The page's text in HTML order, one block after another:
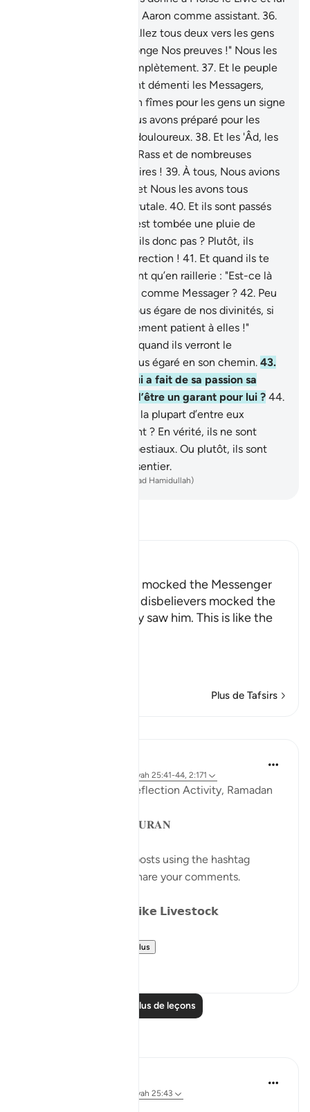
How the Disbelievers mocked the Messenger
Allah tells us how the disbelievers mocked the
Messenger when they saw him. This is like the
Plus de Tafsirs
ayah 25:41-44, 2:171
QuranReflect Group Reflection Activity, Ramadan
𝐏𝐀𝐑𝐀𝐁𝐋𝐄𝐒 𝐈𝐍 𝐓𝐇𝐄 𝐐𝐔𝐑𝐀𝐍
Catch up on previous posts using the hashtag
and please share your comments.
𝗗𝗮𝘆 𝟴: 𝗪𝗮𝗻𝗱𝗲𝗿𝗶𝗻𝗴 𝗹𝗶𝗸𝗲 𝗟𝗶𝘃𝗲𝘀𝘁𝗼𝗰𝗸
Voir plus
Lire plus de leçons
ayah 25:43
avons assigné son frère Aaron comme assistant. 36.
Puis Nous avons dit : "Allez tous deux vers les gens
qui ont traité de mensonge Nos preuves !" Nous les
avons alors détruits complètement. 37. Et le peuple
de Noé, quand ils eurent démenti les Messagers,
Nous les noyâmes et en fîmes pour les gens un signe
d’avertissement. Et Nous avons préparé pour les
injustes un châtiment douloureux. 38. Et les 'Âd, les
Thamûd, les gens d’Ar-Rass et de nombreuses
générations intermédiaires ! 39. À tous, Nous avions
proposé des paraboles et Nous les avons tous
anéantis d’une façon brutale. 40. Et ils sont passés
par la cité sur laquelle est tombée une pluie de
malheurs. Ne la voient-ils donc pas ? Plutôt, ils
n’espèrent pas de résurrection ! 41. Et quand ils te
voient, ils ne te prennent qu’en raillerie : "Est-ce là
celui qu’Allah a envoyé comme Messager ? 42. Peu
s’en est fallu qu’il ne nous égare de nos divinités, si
ce n’était notre attachement patient à elles !"
Cependant, ils sauront quand ils verront le
châtiment, qui est le plus égaré en son chemin. 43.
Ne vois-tu pas celui qui a fait de sa passion sa
divinité ? Est-ce à toi d’être un garant pour lui ? 44.
Ou bien penses-tu que la plupart d’entre eux
entendent ou raisonnent ? En vérité, ils ne sont
comparables qu’à des bestiaux. Ou plutôt, ils sont
plus égarés encore du sentier.
French Translation(Muhammad Hamidullah)